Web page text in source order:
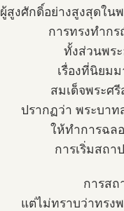
ผู้สูงศักดิ์อย่างสูงสุดใน
การทรงทำกร
ทั้งส่วนพร
เรื่องที่นิยม
สมเด็จพระศ
ปรากฏว่า พระบาท
ให้ทำการฉล
การเริ่มสถ
การสถ
แต่ไม่ทราบว่าทรง